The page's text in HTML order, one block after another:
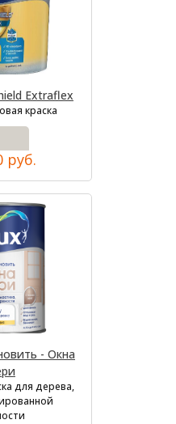
Extraflex
краска
руб.
- Окна
для дерева,